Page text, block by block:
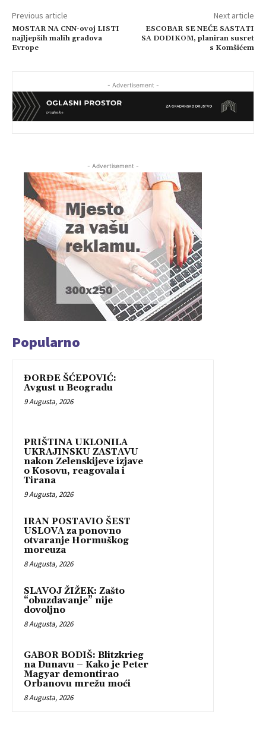
Previous article
MOSTAR NA CNN-ovoj LISTI
najljepših malih gradova
Evrope
Next article
ESCOBAR SE NEĆE SASTATI
SA DODIKOM, planiran susret
s Komšićem
- Advertisement -
- Advertisement -
Popularno
ĐORĐE ŠĆEPOVIĆ:
Avgust u Beogradu
9 Augusta, 2026
PRIŠTINA UKLONILA
UKRAJINSKU ZASTAVU
nakon Zelenskijeve izjave
o Kosovu, reagovala i
Tirana
9 Augusta, 2026
IRAN POSTAVIO ŠEST
USLOVA za ponovno
otvaranje Hormuškog
moreuza
8 Augusta, 2026
SLAVOJ ŽIŽEK: Zašto
“obuzdavanje” nije
dovoljno
8 Augusta, 2026
GABOR BODIŠ: Blitzkrieg
na Dunavu – Kako je Peter
Magyar demontirao
Orbanovu mrežu moći
8 Augusta, 2026